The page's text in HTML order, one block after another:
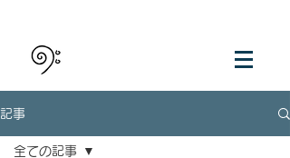
記事
全ての記事